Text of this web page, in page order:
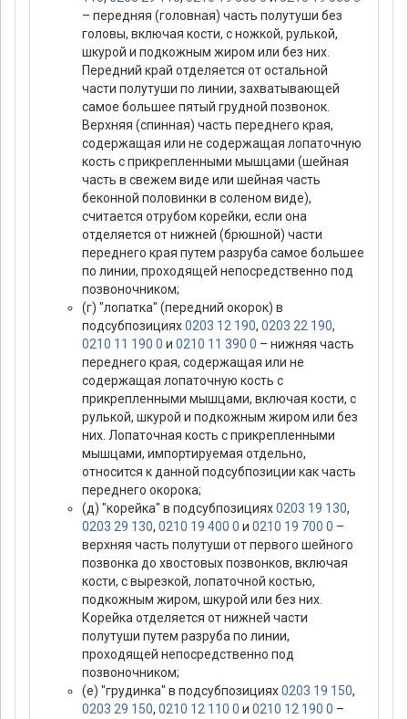
– передняя (головная) часть полутуши без
головы, включая кости, с ножкой, рулькой,
шкурой и подкожным жиром или без них.
Передний край отделяется от остальной
части полутуши по линии, захватывающей
самое большее пятый грудной позвонок.
Верхняя (спинная) часть переднего края,
содержащая или не содержащая лопаточную
кость с прикрепленными мышцами (шейная
часть в свежем виде или шейная часть
беконной половинки в соленом виде),
считается отрубом корейки, если она
отделяется от нижней (брюшной) части
переднего края путем разруба самое большее
по линии, проходящей непосредственно под
позвоночником;
(г) "лопатка" (передний окорок) в
подсубпозициях0203 12 190, 0203 22 190,
0210 11 190 0 и 0210 11 390 0 – нижняя часть
переднего края, содержащая или не
содержащая лопаточную кость с
прикрепленными мышцами, включая кости, с
рулькой, шкурой и подкожным жиром или без
них. Лопаточная кость с прикрепленными
мышцами, импортируемая отдельно,
относится к данной подсубпозиции как часть
переднего окорока;
(д) "корейка" в подсубпозициях0203 19 130,
0203 29 130, 0210 19 400 0 и 0210 19 700 0 –
верхняя часть полутуши от первого шейного
позвонка до хвостовых позвонков, включая
кости, с вырезкой, лопаточной костью,
подкожным жиром, шкурой или без них.
Корейка отделяется от нижней части
полутуши путем разруба по линии,
проходящей непосредственно под
позвоночником;
(е) "грудинка" в подсубпозициях0203 19 150,
0203 29 150, 0210 12 110 0 и 0210 12 190 0 –